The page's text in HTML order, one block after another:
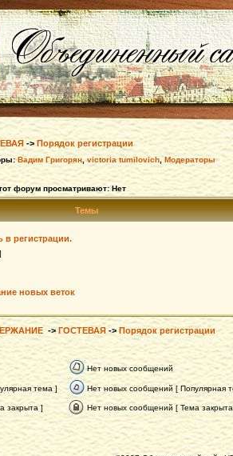
->Порядок регистрации
Вадим Григорян ,victoria tumilovich,Модераторы
форум просматривают: Нет
Темы
регистрации.
]
новых веток
-> ГОСТЕВАЯ ->Порядок регистрации
Нет новых сообщений
тема ] Нет новых сообщений [ Популярная
закрыта ] Нет новых сообщений [ Тема